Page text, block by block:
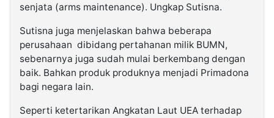
senjata (arms maintenance). Ungkap Sutisna.
Sutisna juga menjelaskan bahwa beberapa
perusahaan dibidang pertahanan milik BUMN,
sebenarnya juga sudah mulai berkembang dengan
baik. Bahkan produk produknya menjadi Primadona
bagi negara lain.
Seperti ketertarikan Angkatan Laut UEA terhadap